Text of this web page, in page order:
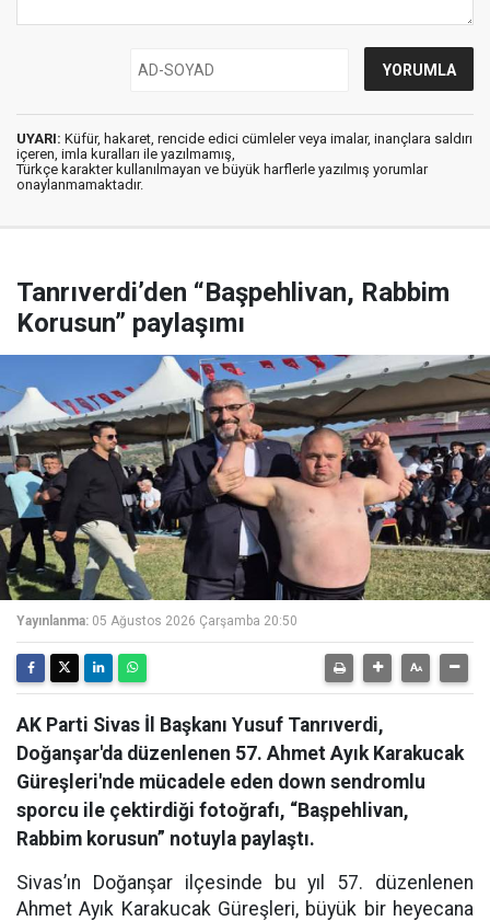
UYARI: Küfür, hakaret, rencide edici cümleler veya imalar, inançlara saldırı
içeren, imla kuralları ile yazılmamış,
Türkçe karakter kullanılmayan ve büyük harflerle yazılmış yorumlar
onaylanmamaktadır.
Tanrıverdi’den “Başpehlivan, Rabbim
Korusun” paylaşımı
Yayınlanma: 05 Ağustos 2026 Çarşamba 20:50
AK Parti Sivas İl Başkanı Yusuf Tanrıverdi,
Doğanşar'da düzenlenen 57. Ahmet Ayık Karakucak
Güreşleri'nde mücadele eden down sendromlu
sporcu ile çektirdiği fotoğrafı, “Başpehlivan,
Rabbim korusun” notuyla paylaştı.
Sivas’ın Doğanşar ilçesinde bu yıl 57. düzenlenen
Ahmet Ayık Karakucak Güreşleri, büyük bir heyecana